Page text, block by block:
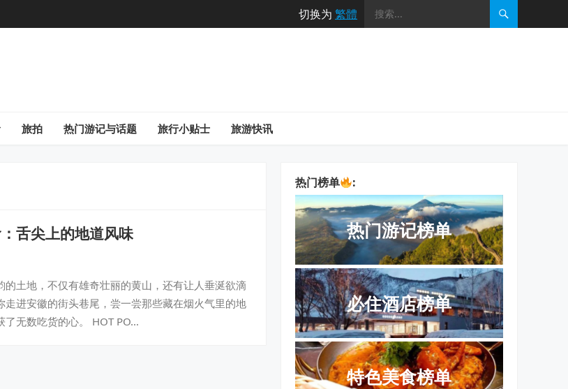
切换为 繁體
旅拍 热门游记与话题 旅行小贴士 旅游快讯
舌尖上的地道风味
的土地，不仅有雄奇壮丽的黄山，还有让人垂涎欲滴
走进安徽的街头巷尾，尝一尝那些藏在烟火气里的地
了无数吃货的心。 HOT PO…
热门榜单 :
热门游记榜单
必住酒店榜单
特色美食榜单